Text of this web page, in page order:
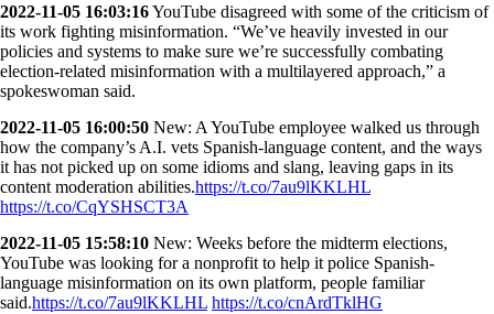
2022-11-05 16:03:16YouTube disagreed with some of the criticism of
its work fighting misinformation. “We’ve heavily invested in our
policies and systems to make sure we’re successfully combating
election-related misinformation with a multilayered approach,” a
spokeswoman said.
2022-11-05 16:00:50 New: A YouTube employee walked us through
how the company’s A.I. vets Spanish-language content, and the ways
it has not picked up on some idioms and slang, leaving gaps in its
content moderation abilities.https://t.co/7au9lKKLHL
https://t.co/CqYSHSCT3A
2022-11-05 15:58:10 New: Weeks before the midterm elections,
YouTube was looking for a nonprofit to help it police Spanish-
language misinformation on its own platform, people familiar
said.https://t.co/7au9lKKLHL https://t.co/cnArdTklHG